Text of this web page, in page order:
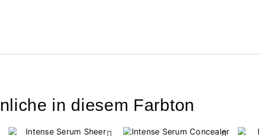
in diesem Farbton